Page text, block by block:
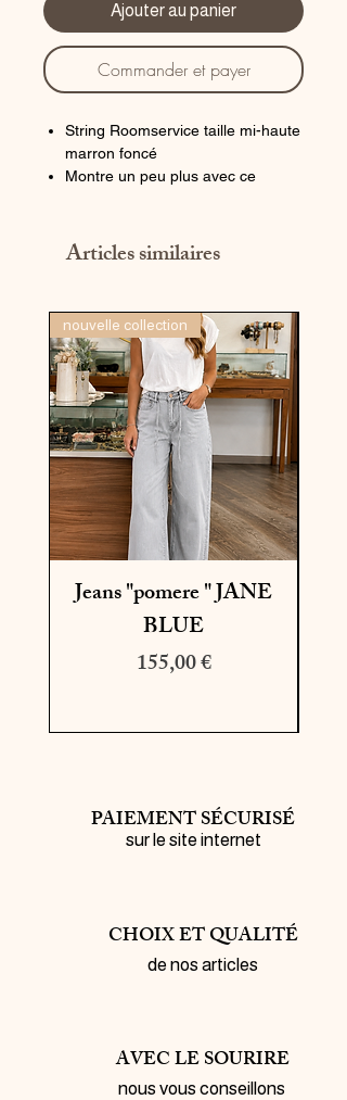
Ajouter au panier
Commander et payer
String Roomservice taille mi-haute
marron foncé
Montre un peu plus avec ce
Les briefs sont confectionnés dans
Articles similaires
nouvelle collection
Jeans "pomere " JANE
BLUE
Prix
155,00 €
PAIEMENT SÉCURISÉ
sur le site internet
CHOIX ET QUALITÉ
de nos articles
AVEC LE SOURIRE
nous vous conseillons